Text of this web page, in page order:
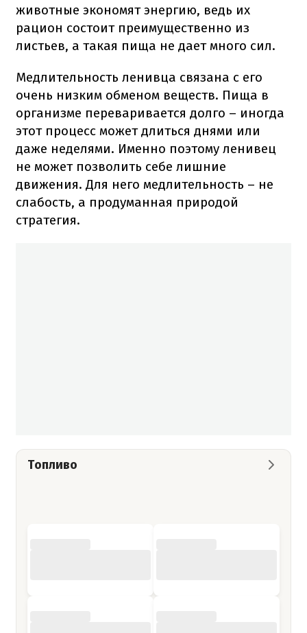
животные экономят энергию, ведь их
рацион состоит преимущественно из
листьев, а такая пища не дает много сил.
Медлительность ленивца связана с его
очень низким обменом веществ. Пища в
организме переваривается долго – иногда
этот процесс может длиться днями или
даже неделями. Именно поэтому ленивец
не может позволить себе лишние
движения. Для него медлительность – не
слабость, а продуманная природой
стратегия.
Топливо